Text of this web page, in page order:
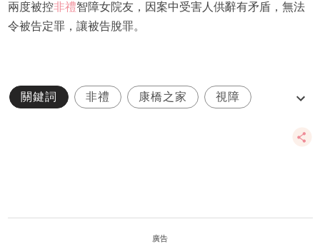
兩度被控非禮智障女院友，因案中受害人供辭有矛盾，無法
令被告定罪，讓被告脫罪。
關鍵詞 非禮 康橋之家 視障
廣告